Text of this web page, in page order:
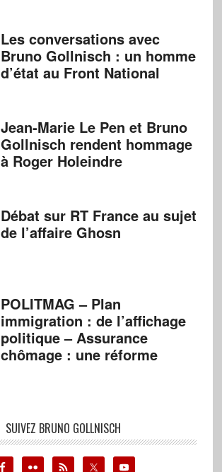
Les conversations avec
Bruno Gollnisch : un homme
d’état au Front National
Jean-Marie Le Pen et Bruno
Gollnisch rendent hommage
à Roger Holeindre
Débat sur RT France au sujet
de l’affaire Ghosn
POLITMAG – Plan
immigration : de l’affichage
politique – Assurance
chômage : une réforme
SUIVEZ BRUNO GOLLNISCH